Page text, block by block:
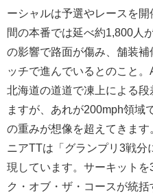
ーシャルは予選やレースを
間の本番では延べ約1,800人
の影響で路面が傷み、舗装
ッチで進んでいるとのこと。
北海道の道道で凍上による
ますが、あれが200mph領域
の重みが想像を超えてきま
ニアTTは「グランプリ3戦
現しています。サーキット
ク・オブ・ザ・コースが統